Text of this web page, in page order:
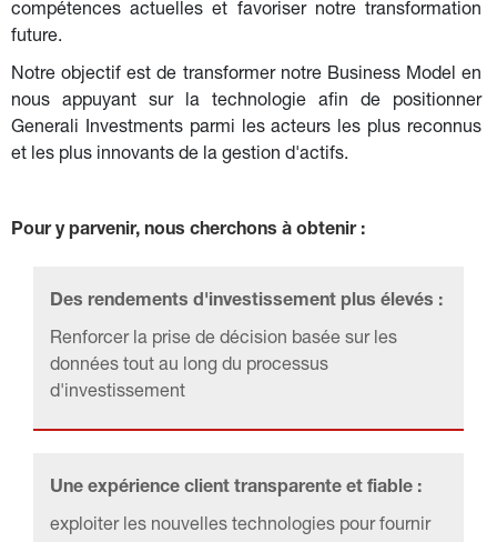
compétences actuelles et favoriser notre transformation
future.
Notre objectif est de transformer notre Business Model en
nous appuyant sur la technologie afin de positionner
Generali Investments parmi les acteurs les plus reconnus
et les plus innovants de la gestion d'actifs.
Pour y parvenir, nous cherchons à obtenir :
Des rendements d'investissement plus élevés :
Renforcer la prise de décision basée sur les
données tout au long du processus
d'investissement
Une expérience client transparente et fiable :
exploiter les nouvelles technologies pour fournir